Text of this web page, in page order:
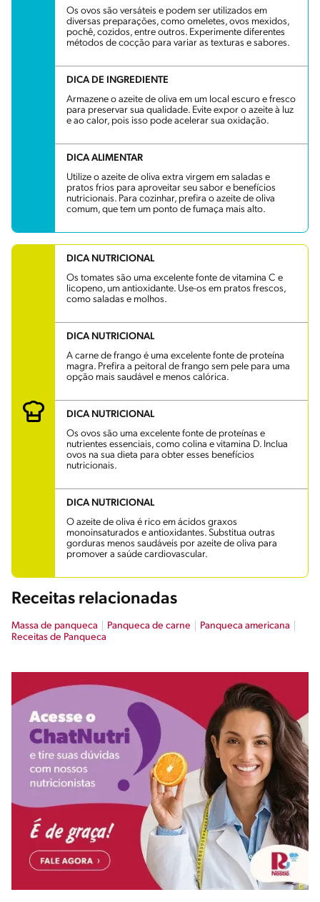
Os ovos são versáteis e podem ser utilizados em
diversas preparações, como omeletes, ovos mexidos,
pochê, cozidos, entre outros. Experimente diferentes
métodos de cocção para variar as texturas e sabores.
DICA DE INGREDIENTE
Armazene o azeite de oliva em um local escuro e fresco
para preservar sua qualidade. Evite expor o azeite à luz
e ao calor, pois isso pode acelerar sua oxidação.
DICA ALIMENTAR
Utilize o azeite de oliva extra virgem em saladas e
pratos frios para aproveitar seu sabor e benefícios
nutricionais. Para cozinhar, prefira o azeite de oliva
comum, que tem um ponto de fumaça mais alto.
DICA NUTRICIONAL
Os tomates são uma excelente fonte de vitamina C e
licopeno, um antioxidante. Use-os em pratos frescos,
como saladas e molhos.
DICA NUTRICIONAL
A carne de frango é uma excelente fonte de proteína
magra. Prefira a peitoral de frango sem pele para uma
opção mais saudável e menos calórica.
DICA NUTRICIONAL
Os ovos são uma excelente fonte de proteínas e
nutrientes essenciais, como colina e vitamina D. Inclua
ovos na sua dieta para obter esses benefícios
nutricionais.
DICA NUTRICIONAL
O azeite de oliva é rico em ácidos graxos
monoinsaturados e antioxidantes. Substitua outras
gorduras menos saudáveis por azeite de oliva para
promover a saúde cardiovascular.
Receitas relacionadas
Massa de panqueca Panqueca de carne​
Panqueca americana​
Receitas de Panqueca